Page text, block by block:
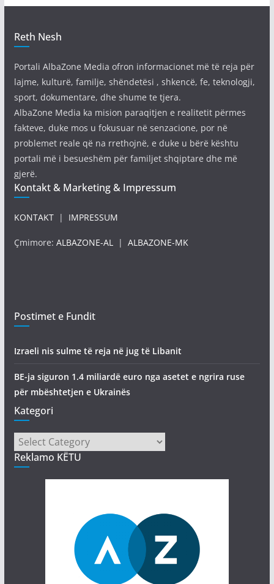
Reth Nesh
Portali AlbaZone Media ofron informacionet më të reja për
lajme, kulturë, familje, shëndetësi , shkencë, fe, teknologji,
sport, dokumentare, dhe shume te tjera.
AlbaZone Media ka mision paraqitjen e realitetit përmes
fakteve, duke mos u fokusuar në senzacione, por në
problemet reale që na rrethojnë, e duke u bërë kështu
portali më i besueshëm për familjet shqiptare dhe më
gjerë.
Kontakt & Marketing & Impressum
KONTAKT| IMPRESSUM
Çmimore: ALBAZONE-AL| ALBAZONE-MK
Postimet e Fundit
Izraeli nis sulme të reja në jug të Libanit
BE-ja siguron 1.4 miliardë euro nga asetet e ngrira ruse
për mbështetjen e Ukrainës
Kategori
Kategori
Reklamo KËTU